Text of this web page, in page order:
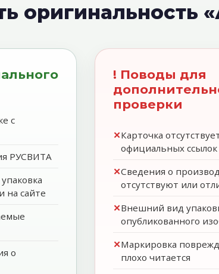
оригинальность
с
РУСВИТА
на сайте
о
! Поводы для
проверки
Карточка
официальных ссылок
Сведения о
отсутствуют или
Внешний вид
опубликованного
Маркировка
плохо читается